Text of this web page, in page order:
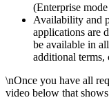
(Enterprise mode
Availability and
applications are
be available in
additional terms,
\nOnce you have all
video below that